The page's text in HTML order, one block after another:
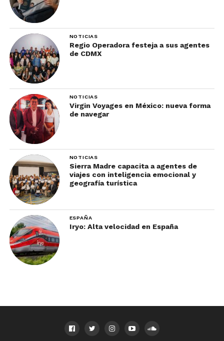
NOTICIAS
Regio Operadora festeja a sus agentes
de CDMX
NOTICIAS
Virgin Voyages en México: nueva forma
de navegar
NOTICIAS
Sierra Madre capacita a agentes de
viajes con inteligencia emocional y
geografía turística
ESPAÑA
Iryo: Alta velocidad en España